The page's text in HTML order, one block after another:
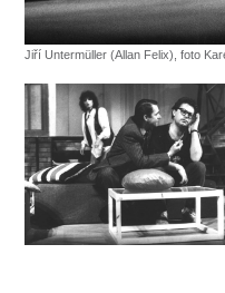
Jiří Untermüller (Allan Felix), foto